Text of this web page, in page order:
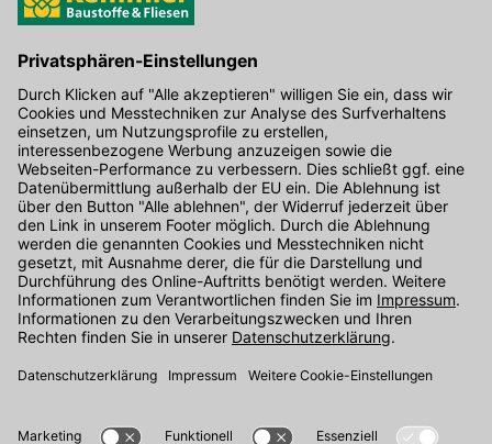
Hier gibt's die kostenlose App
Kontakt
Unser Onlineshop Team ist montags bis freitags von 08:00 - 17:00
Uhr unter der Telefonnummer07071 / 151-151für Sie erreichbar.
Alternativ können Sie unser Kontaktformular nutzen.
Den Kontakt direkt in unsere Niederlassungen finden Sie